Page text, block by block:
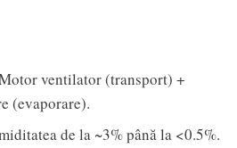
ventilator (transport) +
(evaporare).
de la ~3% până la <0.5%.